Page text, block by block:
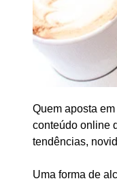
Quem aposta
conteúdo online
tendências,
Uma forma de